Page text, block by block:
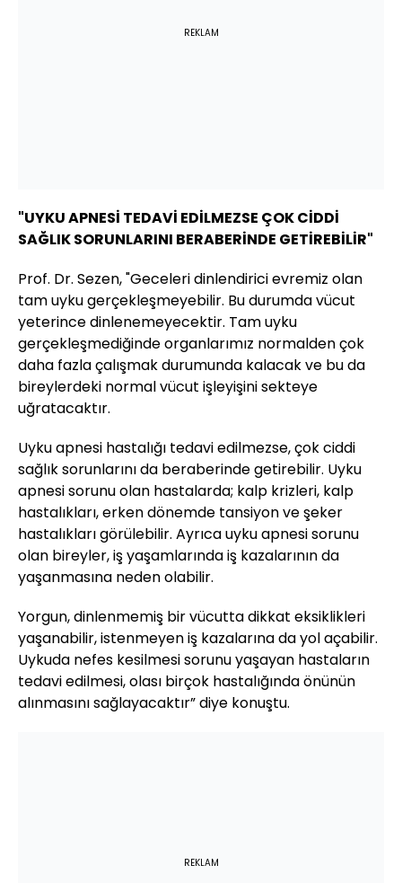
REKLAM
"UYKU APNESİ TEDAVİ EDİLMEZSE ÇOK CİDDİ
SAĞLIK SORUNLARINI BERABERİNDE GETİREBİLİR"
Prof. Dr. Sezen, "Geceleri dinlendirici evremiz olan
tam uyku gerçekleşmeyebilir. Bu durumda vücut
yeterince dinlenemeyecektir. Tam uyku
gerçekleşmediğinde organlarımız normalden çok
daha fazla çalışmak durumunda kalacak ve bu da
bireylerdeki normal vücut işleyişini sekteye
uğratacaktır.
Uyku apnesi hastalığı tedavi edilmezse, çok ciddi
sağlık sorunlarını da beraberinde getirebilir. Uyku
apnesi sorunu olan hastalarda; kalp krizleri, kalp
hastalıkları, erken dönemde tansiyon ve şeker
hastalıkları görülebilir. Ayrıca uyku apnesi sorunu
olan bireyler, iş yaşamlarında iş kazalarının da
yaşanmasına neden olabilir.
Yorgun, dinlenmemiş bir vücutta dikkat eksiklikleri
yaşanabilir, istenmeyen iş kazalarına da yol açabilir.
Uykuda nefes kesilmesi sorunu yaşayan hastaların
tedavi edilmesi, olası birçok hastalığında önünün
alınmasını sağlayacaktır” diye konuştu.
REKLAM